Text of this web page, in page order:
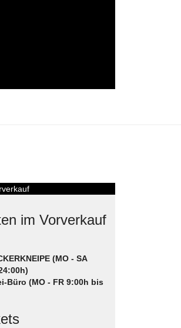
im Vorverkauf
(MO - SA
Büro (MO - FR 9:00h bis